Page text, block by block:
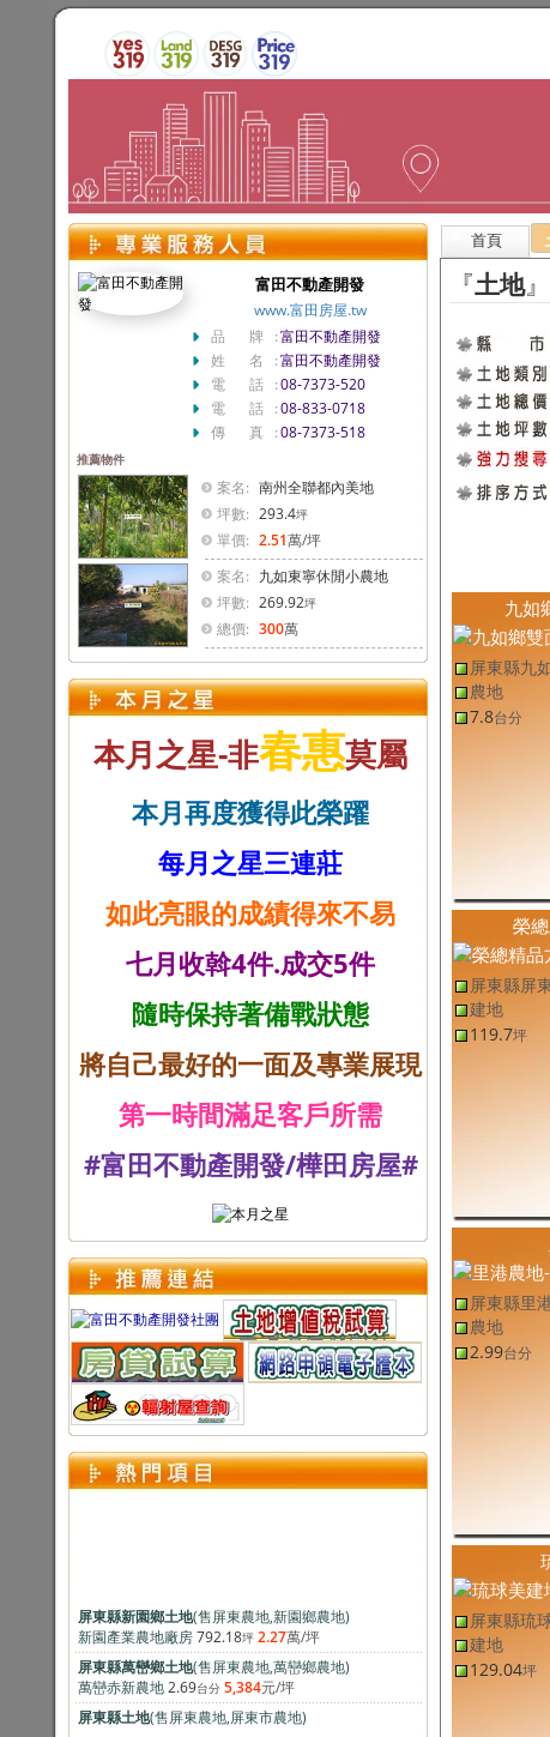
富田不動產開發
www.富田房屋.tw
品 牌:富田不動產開發
姓 名:富田不動產開發
電 話:08-7373-520
電 話:08-833-0718
傳 真:08-7373-518
推薦物件
案名: 南州全聯都內美地
坪數: 293.4坪
單價: 2.51萬/坪
案名: 九如東寧休閒小農地
坪數: 269.92坪
總價: 300萬
本月之星-非春惠莫屬
本月再度獲得此榮躍
每月之星三連莊
如此亮眼的成績得來不易
七月收斡4件.成交5件
隨時保持著備戰狀態
將自己最好的一面及專業展現
第一時間滿足客戶所需
#富田不動產開發/樺田房屋#
屏東縣新園鄉土地
新園產業農地廠房792.18坪 2.27萬/坪
屏東縣萬巒鄉土地(售屏東農地,萬巒鄉農地)
萬巒赤新農地2.69 台分 5,384元/坪
屏東縣土地(售屏東農地,屏東市農地)
屏東市農地132坪 6萬/坪
首頁
『土地
九如
屏東縣九
農地
7.8台分
榮
屏東縣屏
建地
119.7坪
屏東縣里
農地
2.99台分
屏東縣琉
建地
129.04坪